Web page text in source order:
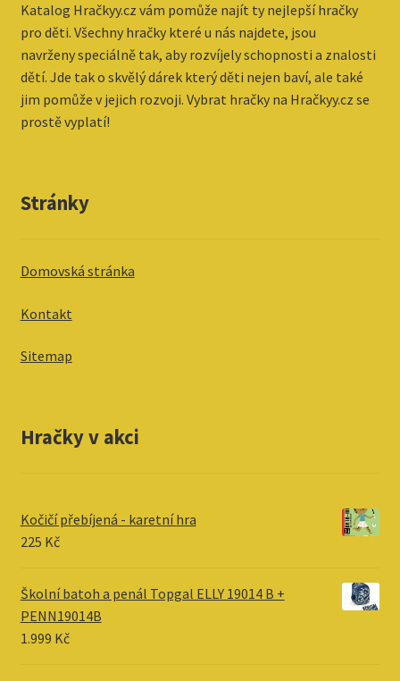
Katalog Hračkyy.cz vám pomůže najít ty nejlepší hračky
pro děti. Všechny hračky které u nás najdete, jsou
navrženy speciálně tak, aby rozvíjely schopnosti a znalosti
dětí. Jde tak o skvělý dárek který děti nejen baví, ale také
jim pomůže v jejich rozvoji. Vybrat hračky na Hračkyy.cz se
prostě vyplatí!
Stránky
Domovská stránka
Kontakt
Sitemap
Hračky v akci
Kočičí přebíjená - karetní hra
225 Kč
Školní batoh a penál Topgal ELLY 19014 B +
PENN19014B
1.999 Kč